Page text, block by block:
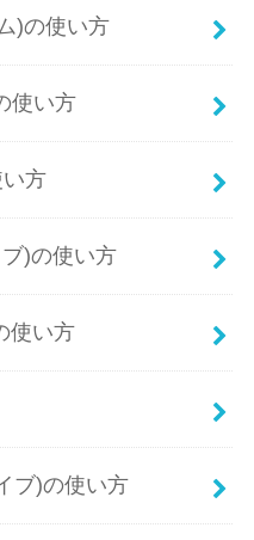
)の使い方
使い方
方
)の使い方
使い方
ブ)の使い方